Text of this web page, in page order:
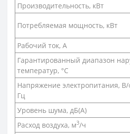
Производительность, кВт
Потребляемая мощность, кВт
Рабочий ток, А
Гарантированный диапазон
температур, °С
Напряжение электропитания,
Гц
Уровень шума, дБ(A)
Расход воздуха, м3/ч